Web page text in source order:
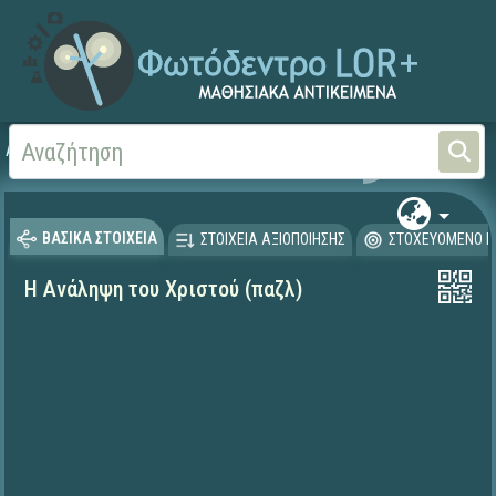
Αρχική Καινή
ΒΑΣΙΚΑ ΣΤΟΙΧΕΙΑ ΣΤΟΙΧΕΙΑ ΑΞΙΟΠΟΙΗΣΗΣ ΣΤΟΧΕΥΟΜΕΝΟ
Η Ανάληψη του Χριστού (παζλ)